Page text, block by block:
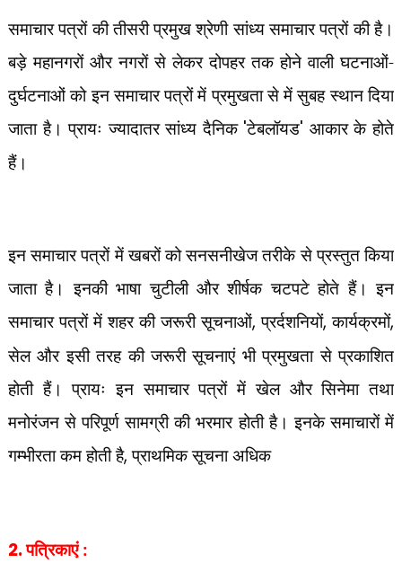
समाचार पत्रों की तीसरी प्रमुख श्रेणी सांध्य समाचार पत्रों की है।
बड़े महानगरों और नगरों से लेकर दोपहर तक होने वाली घटनाओं-
दुर्घटनाओं को इन समाचार पत्रों में प्रमुखता से में सुबह स्थान दिया
जाता है। प्रायः ज्यादातर सांध्य दैनिक 'टेबलॉयड' आकार के होते
हैं।
इन समाचार पत्रों में खबरों को सनसनीखेज तरीके से प्रस्तुत किया
जाता है। इनकी भाषा चुटीली और शीर्षक चटपटे होते हैं। इन
समाचार पत्रों में शहर की जरूरी सूचनाओं,प्रर्दशनियों,कार्यक्रमों,
सेल और इसी तरह की जरूरी सूचनाएं भी प्रमुखता से प्रकाशित
होती हैं। प्रायः इन समाचार पत्रों में खेल और सिनेमा तथा
मनोरंजन से परिपूर्ण सामग्री की भरमार होती है। इनके समाचारों में
गम्भीरता कम होती है,प्राथमिक सूचना अधिक
2.पत्रिकाएं :